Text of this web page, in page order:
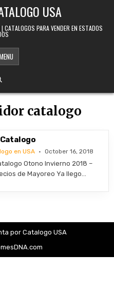
USA
CATALOGOS PARA VENDER EN ESTADOS
catalogo
en USA October 16, 2018
Otono Invierno 2018 –
de Mayoreo Ya llego…
por Catalogo USA